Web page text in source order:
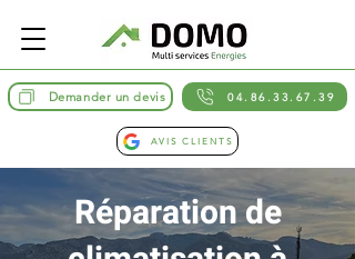
Demander un devis 04.86.33.67.39
AVIS CLIENTS
Réparation de